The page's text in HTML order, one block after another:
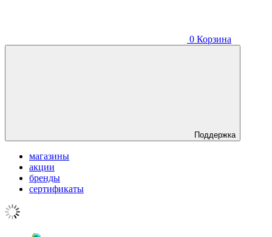
0 Корзина
Поддержка
магазины
акции
бренды
сертификаты